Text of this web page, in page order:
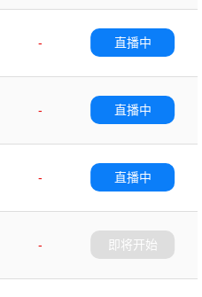
-
直播中
-
直播中
-
直播中
-
即将开始